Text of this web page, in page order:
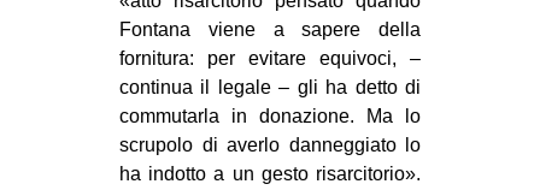
Fontana viene a sapere della
fornitura: per evitare equivoci, –
continua il legale – gli ha detto di
commutarla in donazione. Ma lo
scrupolo di averlo danneggiato lo
ha indotto a un gesto risarcitorio».